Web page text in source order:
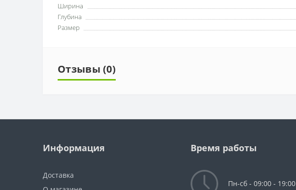
Ширина
Глубина
Размер
Отзывы (0)
Информация
Доставка
Время работы
Пн-сб - 09:00 - 19:00